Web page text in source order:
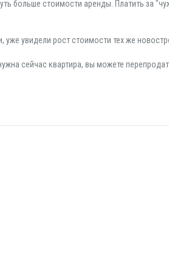
больше стоимости аренды. Платить за
увидели рост стоимости тех же
сейчас квартира, вы можете